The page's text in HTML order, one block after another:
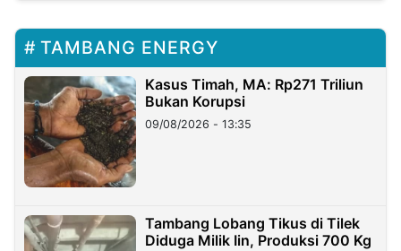
TAMBANG ENERGY
Kasus Timah, MA: Rp271 Triliun
Bukan Korupsi
09/08/2026 - 13:35
Tambang Lobang Tikus di Tilek
Diduga Milik Iin, Produksi 700 Kg